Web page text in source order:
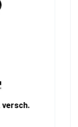
versch.